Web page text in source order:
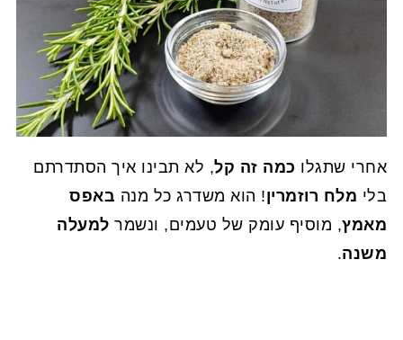
אחרי שתגלו כמה זה קל, לא תבינו איך הסתדרתם
בלי מלח רוזמרין! הוא משדרג כל מנה באפס
מאמץ, מוסיף עומק של טעמים, ונשמר למעלה
משנה.